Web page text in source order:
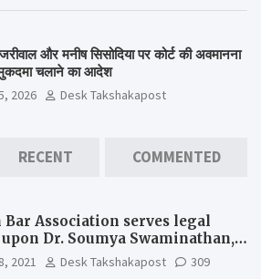
और मनीष सिसोदिया पर कोर्ट की अवमानना
चलाने का आदेश
2026 Desk Takshakapost
RECENT COMMENTED
Association serves legal
Dr. Soumya Swaminathan,
Scientist, WHO
2021 Desk Takshakapost 309